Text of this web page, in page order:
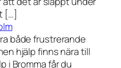
[…]
både frustrerande
hjälp finns nära till
i Bromma får du